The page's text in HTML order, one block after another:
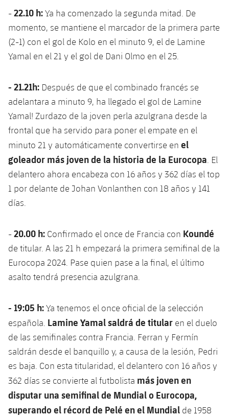
-22.10 h:Ya ha comenzado la segunda mitad. De
momento, se mantiene el marcador de la primera parte
(2-1) con el gol de Kolo en el minuto 9, el de Lamine
Yamal en el 21 y el gol de Dani Olmo en el 25.
- 21.21h: Después de que el combinado francés se
adelantara a minuto 9, ha llegado el gol de Lamine
Yamal! Zurdazo de la joven perla azulgrana desde la
frontal que ha servido para poner el empate en el
minuto 21 y automáticamente convertirse en el
goleador más joven de la historia de la Eurocopa . El
delantero ahora encabeza con 16 años y 362 días el top
1 por delante de Johan Vonlanthen con 18 años y 141
días.
-20.00 h: Confirmado el once de Francia con Koundé
de titular. A las 21 h empezará la primera semifinal de la
Eurocopa 2024. Pase quien pase a la final, el último
asalto tendrá presencia azulgrana.
- 19:05 h:Ya tenemos el once oficial de la selección
española. Lamine Yamal saldrá de titular en el duelo
de las semifinales contra Francia. Ferran y Fermín
saldrán desde el banquillo y, a causa de la lesión, Pedri
es baja. Con esta titularidad, el delantero con 16 años y
362 días se convierte al futbolista más joven en
disputar una semifinal de Mundial o Eurocopa,
superando el récord de Pelé en el Mundial de 1958